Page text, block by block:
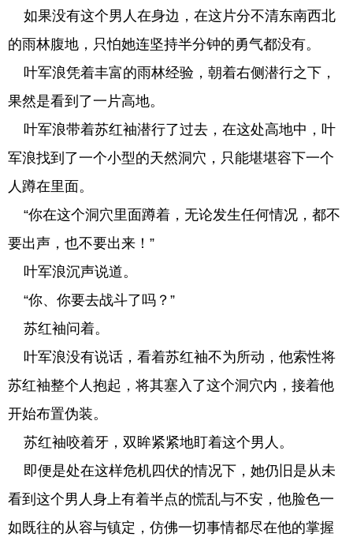
如果没有这个男人在身边，在这片分不清东南西北
的雨林腹地，只怕她连坚持半分钟的勇气都没有。
叶军浪凭着丰富的雨林经验，朝着右侧潜行之下，
果然是看到了一片高地。
叶军浪带着苏红袖潜行了过去，在这处高地中，叶
军浪找到了一个小型的天然洞穴，只能堪堪容下一个
人蹲在里面。
“你在这个洞穴里面蹲着，无论发生任何情况，都不
要出声，也不要出来！”
叶军浪沉声说道。
“你、你要去战斗了吗？”
苏红袖问着。
叶军浪没有说话，看着苏红袖不为所动，他索性将
苏红袖整个人抱起，将其塞入了这个洞穴内，接着他
开始布置伪装。
苏红袖咬着牙，双眸紧紧地盯着这个男人。
即便是处在这样危机四伏的情况下，她仍旧是从未
看到这个男人身上有着半点的慌乱与不安，他脸色一
如既往的从容与镇定，仿佛一切事情都尽在他的掌握